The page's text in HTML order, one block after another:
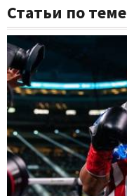
Статьи по теме